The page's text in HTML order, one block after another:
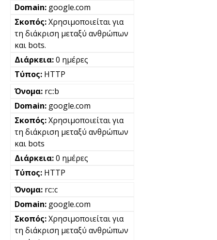
google.com
Χρησιμοποιείται για
τη διάκριση μεταξύ ανθρώπων
και bots.
0 ημέρες
HTTP
rc::b
google.com
Χρησιμοποιείται για
τη διάκριση μεταξύ ανθρώπων
και bots
0 ημέρες
HTTP
rc::c
google.com
Χρησιμοποιείται για
τη διάκριση μεταξύ ανθρώπων